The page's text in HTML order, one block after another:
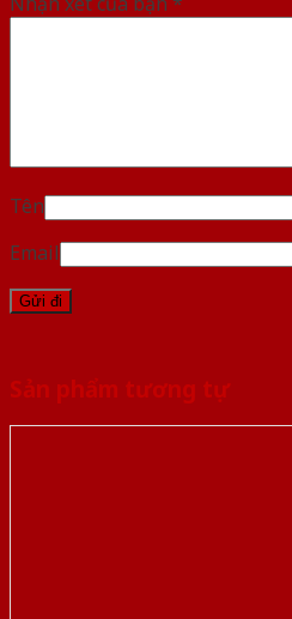
Tên
Email
Sản phẩm tương tự